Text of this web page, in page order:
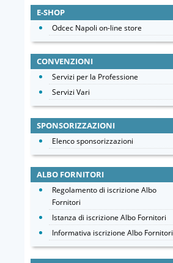
E-SHOP
Odcec Napoli on-line store
CONVENZIONI
Servizi per la Professione
Servizi Vari
SPONSORIZZAZIONI
Elenco sponsorizzazioni
ALBO FORNITORI
Regolamento di iscrizione Albo
Fornitori
Istanza di iscrizione Albo Fornitori
Informativa iscrizione Albo Fornitori